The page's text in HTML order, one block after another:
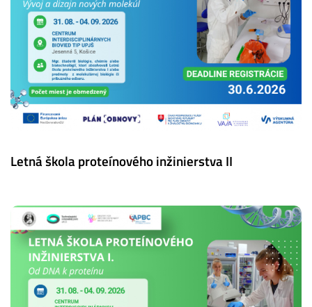
Letná škola proteínového inžinierstva II